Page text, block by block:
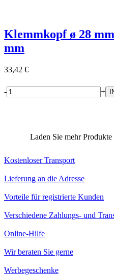
Klemmkopf ø 28
mm
33,42 €
- +
Laden Sie mehr Produkte
Kostenloser Transport
Lieferung an die Adresse
Vorteile für registrierte Kunden
Verschiedene Zahlungs- und
Online-Hilfe
Wir beraten Sie gerne
Werbegeschenke